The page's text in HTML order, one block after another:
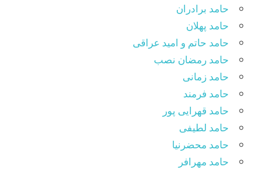
حامد برادران
حامد پهلان
حامد حاتم و امید عراقی
حامد رمضان نصب
حامد زمانی
حامد فرمند
حامد قهرایی پور
حامد لطیفی
حامد محضرنیا
حامد مهرافر